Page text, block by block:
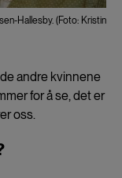
Hallesby. (Foto: Kristin
andre kvinnene
for å se, det er
oss.